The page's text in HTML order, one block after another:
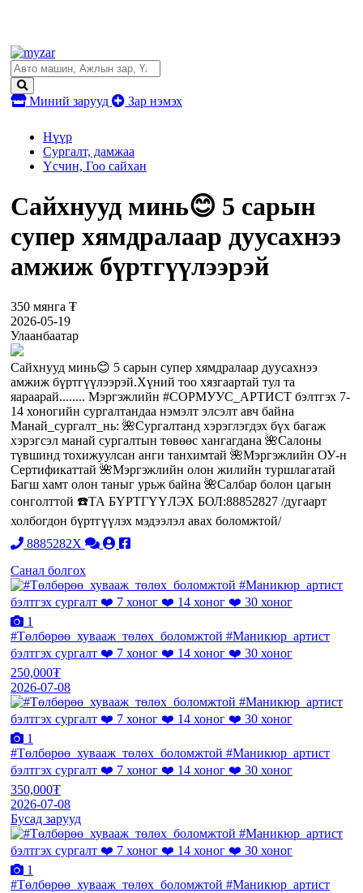
Миний зарууд Зар нэмэх
Нүүр
Сургалт, дамжаа
Үсчин, Гоо сайхан
Сайхнууд минь😊 5 сарын
супер хямдралаар дуусахнээ
амжиж бүртгүүлээрэй
350 мянга ₮
2026-05-19
Улаанбаатар
Сайхнууд минь😊 5 сарын супер хямдралаар дуусахнээ
амжиж бүртгүүлээрэй.Хүний тоо хязгаартай тул та
яараарай........ Мэргэжлийн #СОРМУУС_АРТИСТ бэлтгэх 7-
14 хоногийн сургалтандаа нэмэлт элсэлт авч байна
Манай_сургалт_нь: 🌺Сургалтанд хэрэглэгдэх бүх багаж
хэрэгсэл манай сургалтын төвөөс хангагдана 🌺Салоны
түвшинд тохижуулсан анги танхимтай 🌺Мэргэжлийн ОУ-н
Сертификаттай 🌺Мэргэжлийн олон жилийн туршлагатай
Багш хамт олон таныг урьж байна 🌺Салбар болон цагын
сонголттой ☎️ТА БҮРТГҮҮЛЭХ БОЛ:88852827 /дугаарт
холбогдон бүртгүүлэх мэдээлэл авах боломжтой/
8885282X
Санал болгох
1
#Төлбөрөө_хувааж_төлөх_боломжтой #Маникюр_артист
бэлтгэх сургалт ❤️ 7 хоног ❤️ 14 хоног ❤️ 30 хоног
250,000₮
2026-07-08
1
#Төлбөрөө_хувааж_төлөх_боломжтой #Маникюр_артист
бэлтгэх сургалт ❤️ 7 хоног ❤️ 14 хоног ❤️ 30 хоног
350,000₮
2026-07-08
Бусад зарууд
1
#Төлбөрөө_хувааж_төлөх_боломжтой #Маникюр_артист